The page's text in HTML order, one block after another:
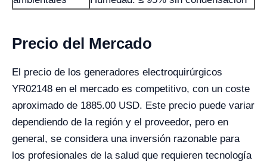
Precio del Mercado
El precio de los generadores electroquirúrgicos
YR02148 en el mercado es competitivo, con un coste
aproximado de 1885.00 USD. Este precio puede variar
dependiendo de la región y el proveedor, pero en
general, se considera una inversión razonable para
los profesionales de la salud que requieren tecnología